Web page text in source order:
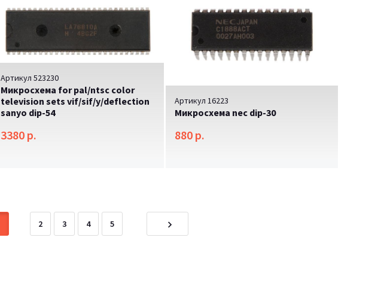
Артикул 523230
Микросхема for pal/ntsc color
television sets vif/sif/y/deflection
sanyo dip-54
3380 р.
Артикул 16223
Микросхема nec dip-30
880 р.
$2999.99 -08% $3700.00
2 3 4 5